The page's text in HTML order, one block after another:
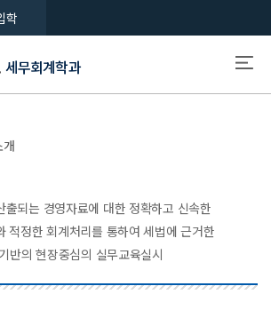
학
세무회계학과
개
출되는 경영자료에 대한 정확하고 신속한
적정한 회계처리를 통하여 세법에 근거한
반의 현장중심의 실무교육실시